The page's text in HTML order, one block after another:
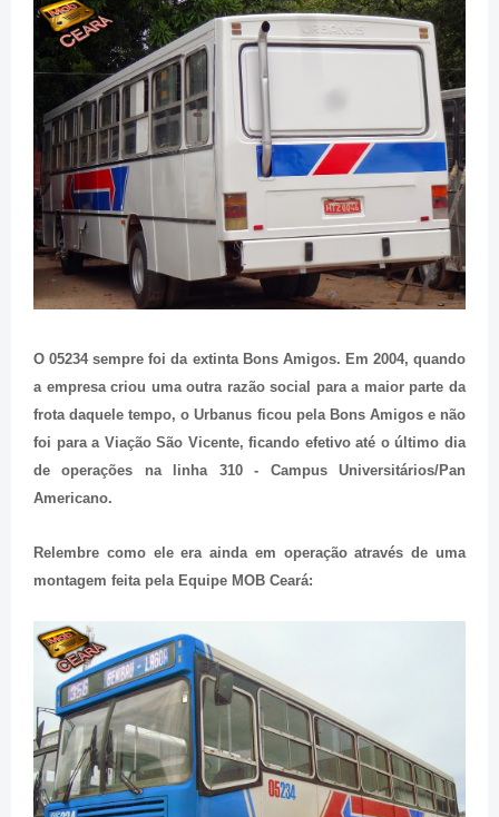
O 05234 sempre foi da extinta Bons Amigos. Em 2004, quando
a empresa criou uma outra razão social para a maior parte da
frota daquele tempo, o Urbanus ficou pela Bons Amigos e não
foi para a Viação São Vicente, ficando efetivo até o último dia
de operações na linha 310 - Campus Universitários/Pan
Americano.
Relembre como ele era ainda em operação através de uma
montagem feita pela Equipe MOB Ceará: